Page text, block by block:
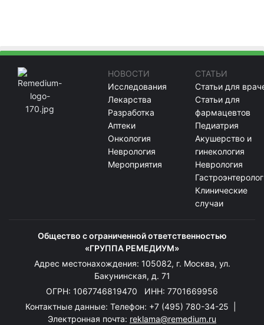
НОВОСТИ
Исследования
Лекарства
Разработка
Аптеки
Онкология
Неврология
Мероприятия
СТАТЬИ
Статьи для
Статьи для
фармацевтов
Педиатрия
Акушерство и
гинекология
Неврология
Клинические
случаи
Общество с ограниченной ответственностью
«ГРУППА РЕМЕДИУМ»
Адрес местонахождения: 105082, г. Москва, ул.
Бакунинская, д. 71
ОГРН: 1067746819470 ИНН: 7701669956
Контактные данные: Телефон: +7 (495) 780-34-25
Электронная почта: reklama@remedium.ru